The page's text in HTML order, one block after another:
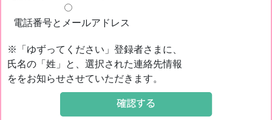
電話番号とメールアドレス
※「ゆずってください」登録者さまに、
氏名の「姓」と、選択された連絡先情報
ををお知らせさせていただきます。